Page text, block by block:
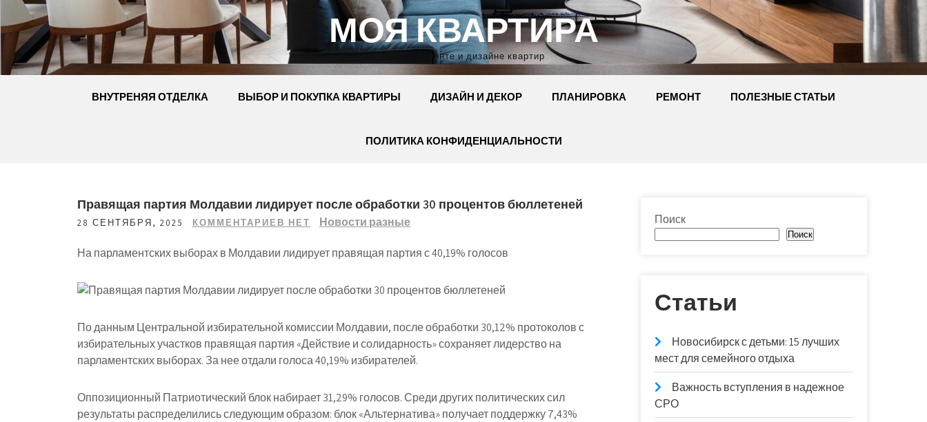
Перейти
к
содержимому
МОЯ КВАРТИРА
Сайт о ремонте и дизайне квартир
ВНУТРЕНЯЯ ОТДЕЛКА ВЫБОР И ПОКУПКА КВАРТИРЫ ДИЗАЙН И ДЕКОР ПЛАНИРОВКА РЕМОНТ ПОЛЕЗНЫЕ СТАТЬИ
ПОЛИТИКА КОНФИДЕНЦИАЛЬНОСТИ
Правящая партия Молдавии лидирует после обработки 30 процентов бюллетеней
28 СЕНТЯБРЯ, 2025 КОММЕНТАРИЕВ НЕТ Новости разные
На парламентских выборах в Молдавии лидирует правящая партия с 40,19% голосов
По данным Центральной избирательной комиссии Молдавии, после обработки 30,12% протоколов с
избирательных участков правящая партия «Действие и солидарность» сохраняет лидерство на
парламентских выборах. За нее отдали голоса 40,19% избирателей.
Оппозиционный Патриотический блок набирает 31,29% голосов. Среди других политических сил
результаты распределились следующим образом: блок «Альтернатива» получает поддержку 7,43%
Поиск
Поиск
Статьи
Новосибирск с детьми: 15 лучших
мест для семейного отдыха
Важность вступления в надежное
СРО